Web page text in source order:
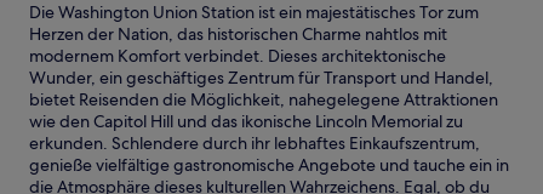
Die Washington Union Station ist ein majestätisches Tor zum
Herzen der Nation, das historischen Charme nahtlos mit
modernem Komfort verbindet. Dieses architektonische
Wunder, ein geschäftiges Zentrum für Transport und Handel,
bietet Reisenden die Möglichkeit, nahegelegene Attraktionen
wie den Capitol Hill und das ikonische Lincoln Memorial zu
erkunden. Schlendere durch ihr lebhaftes Einkaufszentrum,
genieße vielfältige gastronomische Angebote und tauche ein in
die Atmosphäre dieses kulturellen Wahrzeichens. Egal, ob du